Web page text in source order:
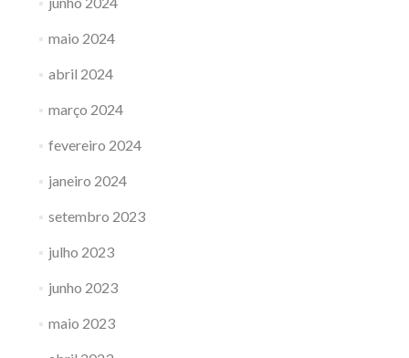
maio 2024
abril 2024
março 2024
fevereiro 2024
janeiro 2024
setembro 2023
julho 2023
junho 2023
maio 2023